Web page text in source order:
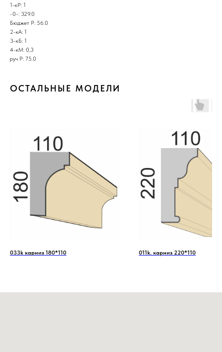
1-кР: 1
-0-: 329.0
Бюджет Р: 56.0
2-кА: 1
3-кБ: 1
4-кМ: 0,3
руч Р: 75.0
ОСТАЛЬНЫЕ МОДЕЛИ
033k карниз 180*110 011k. карниз 220*110